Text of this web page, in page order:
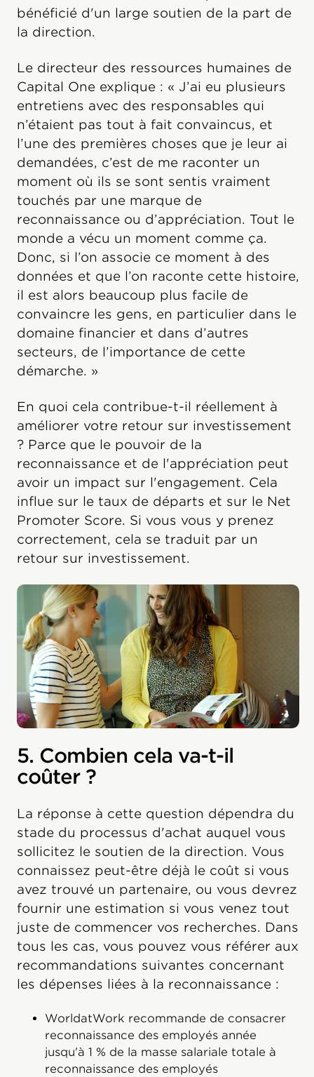
bénéficié d'un large soutien de la part de
la direction.
Le directeur des ressources humaines de
Capital One explique : « J’ai eu plusieurs
entretiens avec des responsables qui
n’étaient pas tout à fait convaincus, et
l’une des premières choses que je leur ai
demandées, c’est de me raconter un
moment où ils se sont sentis vraiment
touchés par une marque de
reconnaissance ou d’appréciation. Tout le
monde a vécu un moment comme ça.
Donc, si l’on associe ce moment à des
données et que l’on raconte cette histoire,
il est alors beaucoup plus facile de
convaincre les gens, en particulier dans le
domaine financier et dans d’autres
secteurs, de l’importance de cette
démarche. »
En quoi cela contribue-t-il réellement à
améliorer votre retour sur investissement
? Parce que le pouvoir de la
reconnaissance et de l'appréciation peut
avoir un impact sur l'engagement. Cela
influe sur le taux de départs et sur le Net
Promoter Score. Si vous vous y prenez
correctement, cela se traduit par un
retour sur investissement.
5. Combien cela va-t-il
coûter ?
La réponse à cette question dépendra du
stade du processus d'achat auquel vous
sollicitez le soutien de la direction. Vous
connaissez peut-être déjà le coût si vous
avez trouvé un partenaire, ou vous devrez
fournir une estimation si vous venez tout
juste de commencer vos recherches. Dans
tous les cas, vous pouvez vous référer aux
recommandations suivantes concernant
les dépenses liées à la reconnaissance :
WorldatWork recommande de consacrer
reconnaissance des employés année
jusqu'à 1 % de la masse salariale totale à
reconnaissance des employés